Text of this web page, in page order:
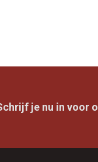
je nu in voor